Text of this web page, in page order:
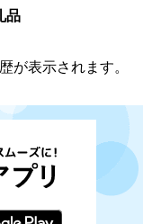
品
が表示されます。